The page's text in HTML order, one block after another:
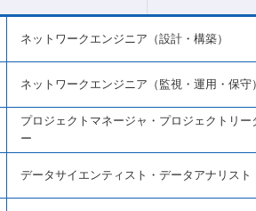
ネットワークエンジニア（設計・構築）
ネットワークエンジニア（監視・運用・保守）
プロジェクトマネージャ・プロジェクトリー
ー
データサイエンティスト・データアナリスト